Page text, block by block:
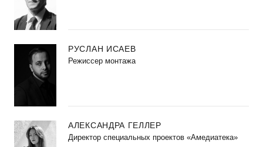
РУСЛАН ИСАЕВ
Режиссер монтажа
АЛЕКСАНДРА ГЕЛЛЕР
Директор специальных проектов «Амедиатека»